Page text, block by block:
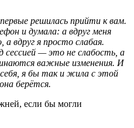
решилась прийти к вам.
и думала: а вдруг меня
а вдруг я просто слабая.
сессией — это не слабость, а
важные изменения. И
себя, я бы так и жила с этой
берётся.
если бы могли